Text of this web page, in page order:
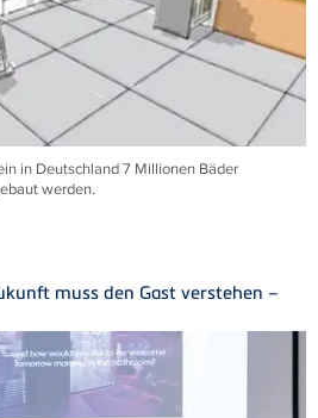
in Deutschland 7 Millionen Bäder
werden.
muss den Gast verstehen –